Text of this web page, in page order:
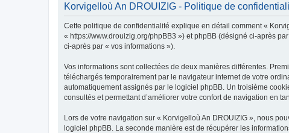
Korvigelloù An DROUIZIG - Politique de
Cette politique de confidentialité explique en détail comment «
« https://www.drouizig.org/phpBB3 ») et phpBB (désigné ci-après
ci-après par « vos informations »).
Vos informations sont collectées de deux manières différentes.
téléchargés temporairement par le navigateur internet de votre
automatiquement assignés par le logiciel phpBB. Un troisième
consultés et permettant d’améliorer votre confort de navigation en
Lors de votre navigation sur « Korvigelloù An DROUIZIG », nous
logiciel phpBB. La seconde manière est de récupérer les